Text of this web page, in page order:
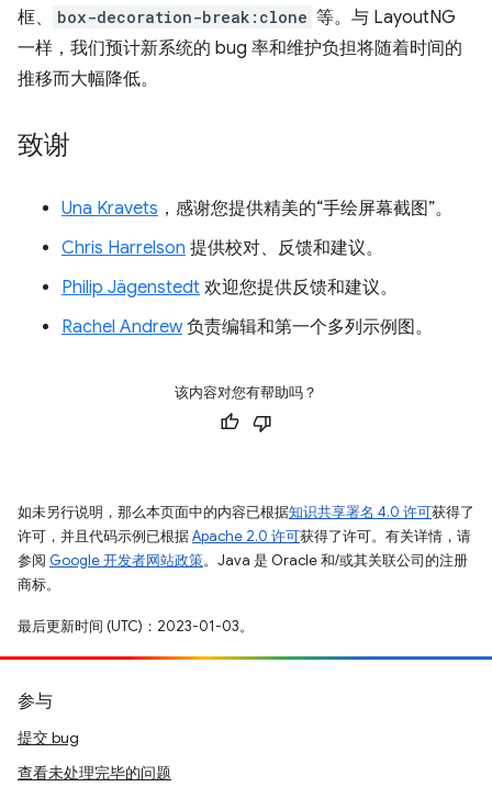
框、
box-decoration-break:clone 等。与 LayoutNG
一样，我们预计新系统的 bug 率和维护负担将随着时间的
推移而大幅降低。
致谢
Una Kravets ，感谢您提供精美的“手绘屏幕截图”。
Chris Harrelson 提供校对、反馈和建议。
Philip Jägenstedt 欢迎您提供反馈和建议。
Rachel Andrew负责编辑和第一个多列示例图。
该内容对您有帮助吗？
如未另行说明，那么本页面中的内容已根据知识共享署名 4.0 许可获得了
许可，并且代码示例已根据Apache 2.0 许可获得了许可。有关详情，请
参阅 Google 开发者网站政策。Java 是 Oracle 和/或其关联公司的注册
商标。
最后更新时间 (UTC)：2023-01-03。
参与
提交 bug
查看未处理完毕的问题